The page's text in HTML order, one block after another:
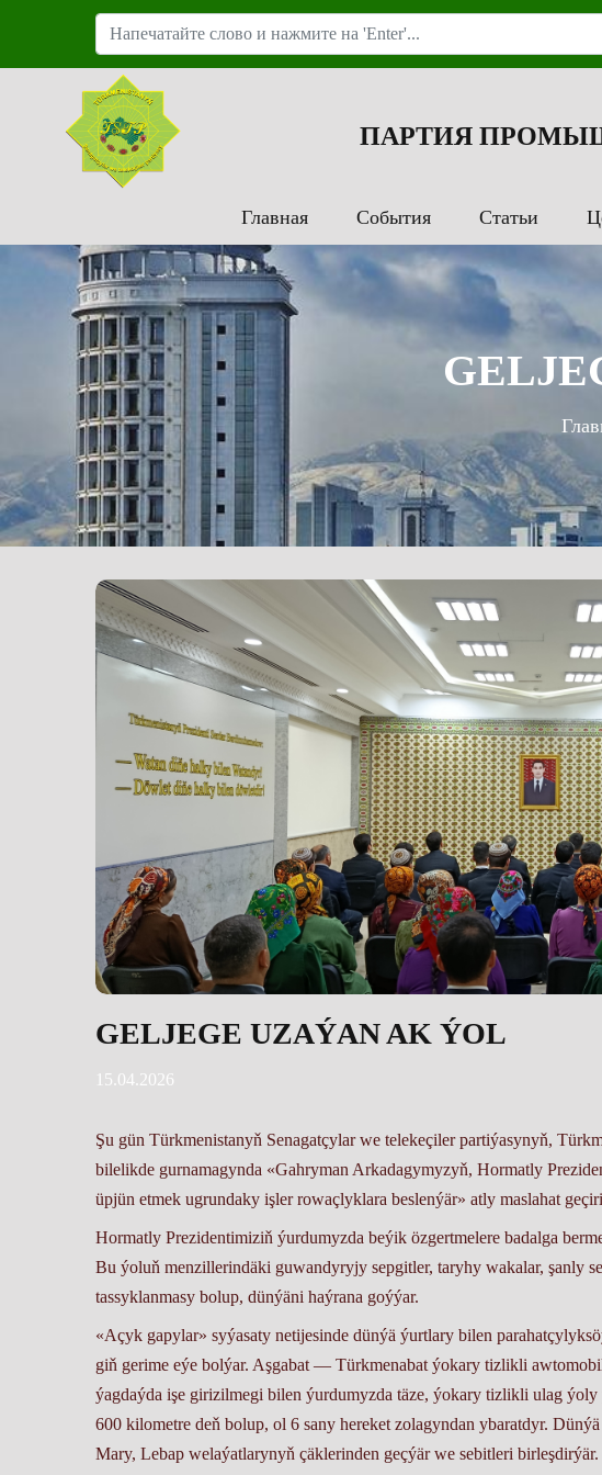
ПАРТИЯ
Главная События Статьи
GELJEGE UZAÝAN AK ÝOL
15.04.2026
Şu gün Türkmenistanyň Senagatçylar we telekeçiler partiýasynyň,
bilelikde gurnamagynda «Gahryman Arkadagymyzyň, Hormatly
üpjün etmek ugrundaky işler rowaçlyklara beslenýär» atly maslahat
Hormatly Prezidentimiziň ýurdumyzda beýik özgertmelere badalga
Bu ýoluň menzillerindäki guwandyryjy sepgitler, taryhy wakalar, şanly
tassyklanmasy bolup, dünýäni haýrana goýýar.
«Açyk gapylar» syýasaty netijesinde dünýä ýurtlary bilen
giň gerime eýe bolýar. Aşgabat — Türkmenabat ýokary tizlikli
ýagdaýda işe girizilmegi bilen ýurdumyzda täze, ýokary tizlikli ulag
600 kilometre deň bolup, ol 6 sany hereket zolagyndan ybaratdyr.
Mary, Lebap welaýatlarynyň çäklerinden geçýär we sebitleri